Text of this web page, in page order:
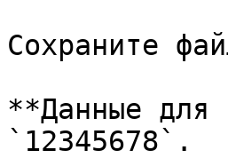
Сохраните
**Данные для
`12345678`.